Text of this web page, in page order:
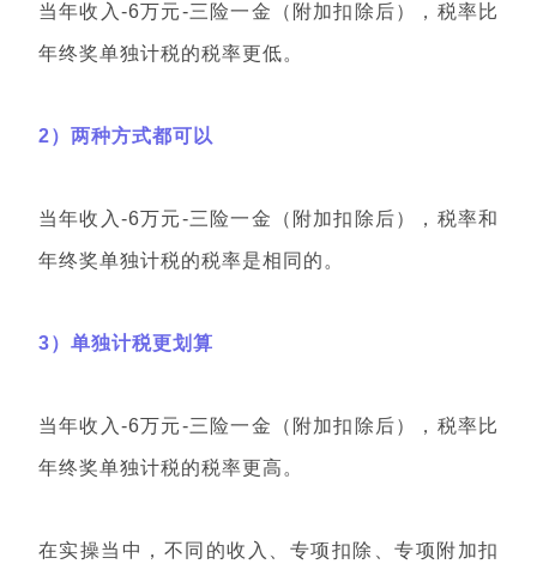
当年收入-6万元-三险一金（附加扣除后），税率比
年终奖单独计税的税率更低。
2）两种方式都可以
当年收入-6万元-三险一金（附加扣除后），税率和
年终奖单独计税的税率是相同的。
3）单独计税更划算
当年收入-6万元-三险一金（附加扣除后），税率比
年终奖单独计税的税率更高。
在实操当中，不同的收入、专项扣除、专项附加扣